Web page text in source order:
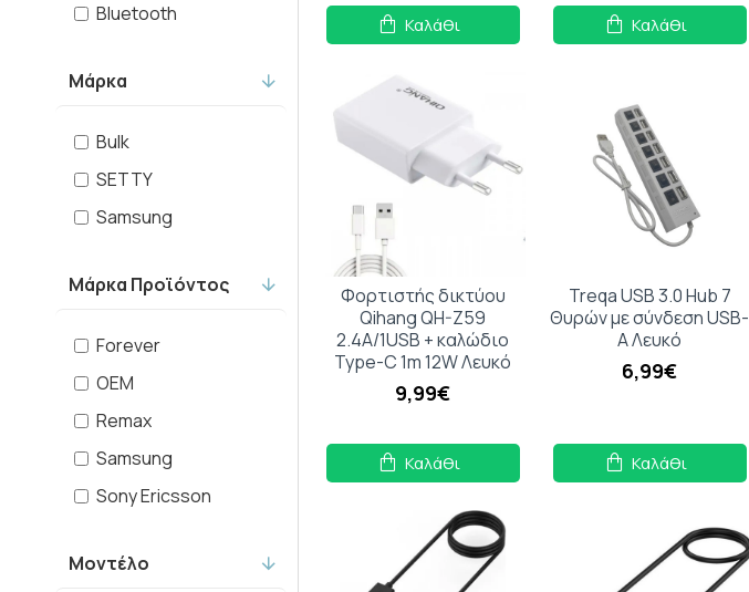
Bluetooth
Μάρκα
Bulk
SETTY
Samsung
Μάρκα Προϊόντος
Forever
OEM
Remax
Samsung
Sony Ericsson
Μοντέλο
Καλάθι Καλάθι
Φορτιστής δικτύου
Qihang QH-Z59
2.4A/1USB + καλώδιο
Type-C 1m 12W Λευκό
9,99€
Καλάθι
Treqa USB 3.0 Hub 7
Θυρών με σύνδεση USB-
A Λευκό
6,99€
Καλάθι